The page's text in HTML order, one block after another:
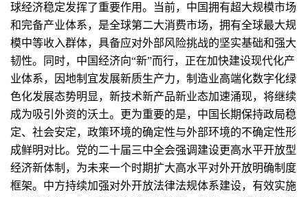
球经济稳定发挥了重要作用。当前，中国拥有超大规模市场
和完备产业体系，是全球第二大消费市场，拥有全球最大规
模中等收入群体，具备应对外部风险挑战的坚实基础和强大
韧性。同时，中国经济向“新”而行，正在加快建设现代化产
业体系，因地制宜发展新质生产力，制造业高端化数字化绿
色化发展态势明显，新技术新产品新业态加速涌现，将继续
成为吸引外资的沃土。更为重要的是，中国长期保持政局稳
定、社会安定，政策环境的确定性与外部环境的不确定性形
成鲜明对比。党的二十届三中全会强调建设更高水平开放型
经济新体制，为未来一个时期扩大高水平对外开放明确制度
框架。中方持续加强对外开放法律法规体系建设，有效实施